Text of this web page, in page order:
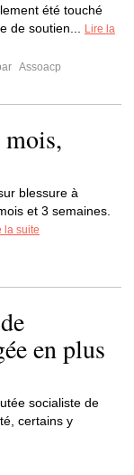
été touché
de soutien...
Lire la
Assoacp
mois,
blessure à
et 3 semaines.
la suite
en plus
socialiste de
certains y